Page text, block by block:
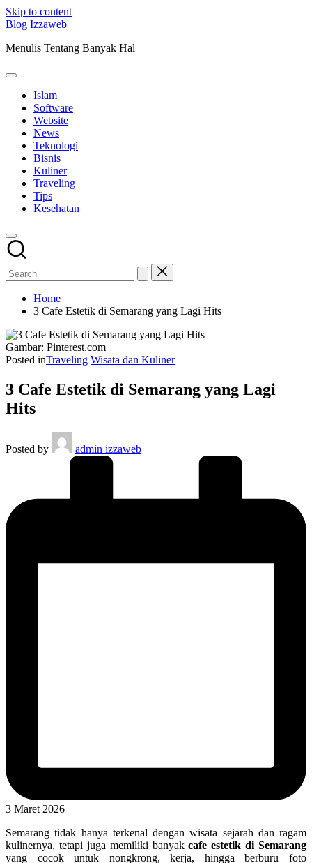
Skip to content
Blog Izzaweb
Menulis Tentang Banyak Hal
Islam
Software
Website
News
Teknologi
Bisnis
Kuliner
Traveling
Tips
Kesehatan
Home
3 Cafe Estetik di Semarang yang Lagi Hits
Gambar: Pinterest.com
Posted inTraveling Wisata dan Kuliner
3 Cafe Estetik di Semarang yang Lagi
Hits
Posted by admin izzaweb
3 Maret 2026
Semarang tidak hanya terkenal dengan wisata sejarah dan ragam
kulinernya, tetapi juga memiliki banyakcafe estetik di Semarang
yang cocok untuk nongkrong, kerja, hingga berburu foto